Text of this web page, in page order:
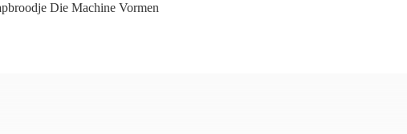
Die Machine Vormen